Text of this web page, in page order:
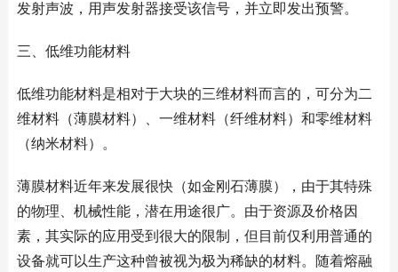
发射声波，用声发射器接受该信号，并立即发出预警。
三、低维功能材料
低维功能材料是相对于大块的三维材料而言的，可分为二
维材料（薄膜材料）、一维材料（纤维材料）和零维材料
（纳米材料）。
薄膜材料近年来发展很快（如金刚石薄膜），由于其特殊
的物理、机械性能，潜在用途很广。由于资源及价格因
素，其实际的应用受到很大的限制，但目前仅利用普通的
设备就可以生产这种曾被视为极为稀缺的材料。随着熔融